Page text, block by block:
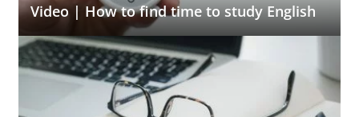
Video | How to find time to study English